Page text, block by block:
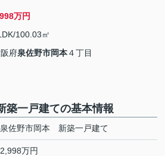
万円
100.03㎡
府泉佐野市岡本４丁目
一戸建ての基本情報
泉佐野市岡本 新築一戸建て
2,998万円